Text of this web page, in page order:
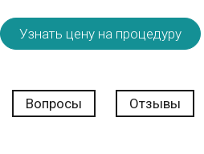
Узнать цену на процедуру
Вопросы Отзывы